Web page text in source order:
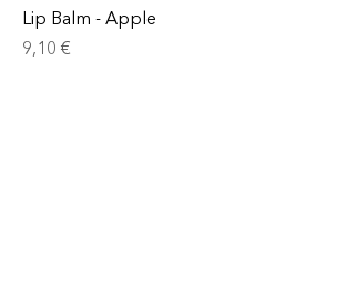
Lip Balm - Apple
Prix
9,10 €